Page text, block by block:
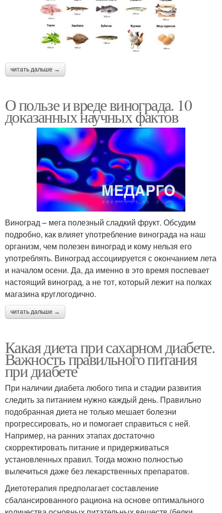
читать дальше →
О пользе и вреде винограда. 10
доказанных научных фактов
Виноград – мега полезный сладкий фрукт. Обсудим
подробно, как влияет употребление винограда на наш
организм, чем полезен виноград и кому нельзя его
употреблять. Виноград ассоциируется с окончанием лета
и началом осени. Да, да именно в это время поспевает
настоящий виноград, а не тот, который лежит на полках
магазина круглогодично.
читать дальше →
Какая диета при сахарном диабете.
Важность правильного питания
при диабете
При наличии диабета любого типа и стадии развития
следить за питанием нужно каждый день. Правильно
подобранная диета не только мешает болезни
прогрессировать, но и помогает справиться с ней.
Например, на ранних этапах достаточно
скорректировать питание и придерживаться
установленных правил. Тогда можно полностью
вылечиться даже без лекарственных препаратов.
Диетотерапия предполагает составление
сбалансированного рациона на основе оптимального